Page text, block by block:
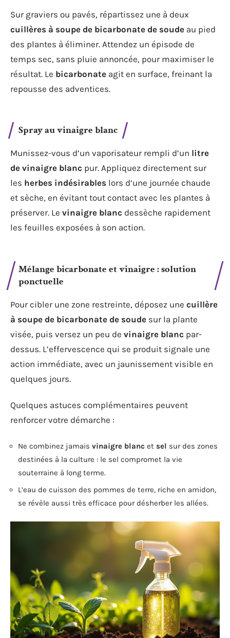
Sur graviers ou pavés, répartissez une à deux
cuillères à soupe de bicarbonate de soude au pied
des plantes à éliminer. Attendez un épisode de
temps sec, sans pluie annoncée, pour maximiser le
résultat. Le bicarbonate agit en surface, freinant la
repousse des adventices.
Spray au vinaigre blanc
Munissez-vous d’un vaporisateur rempli d’un litre
de vinaigre blanc pur. Appliquez directement sur
les herbes indésirables lors d’une journée chaude
et sèche, en évitant tout contact avec les plantes à
préserver. Le vinaigre blanc dessèche rapidement
les feuilles exposées à son action.
Mélange bicarbonate et vinaigre : solution
ponctuelle
Pour cibler une zone restreinte, déposez une cuillère
à soupe de bicarbonate de soude sur la plante
visée, puis versez un peu de vinaigre blanc par-
dessus. L’effervescence qui se produit signale une
action immédiate, avec un jaunissement visible en
quelques jours.
Quelques astuces complémentaires peuvent
renforcer votre démarche :
Ne combinez jamais vinaigre blanc et sel sur des zones
destinées à la culture : le sel compromet la vie
souterraine à long terme.
L’eau de cuisson des pommes de terre, riche en amidon,
se révèle aussi très efficace pour désherber les allées.